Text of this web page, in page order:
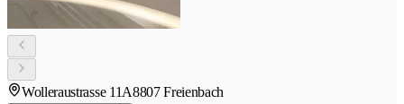
Wolleraustrasse 11A8807 Freienbach